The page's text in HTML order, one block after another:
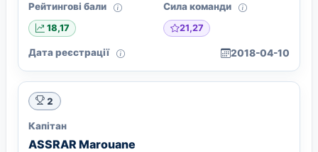
Рейтингові бали
18,17
Сила команди
21,27
Дата реєстрації 2018-04-10
2
Капітан
ASSRAR Marouane